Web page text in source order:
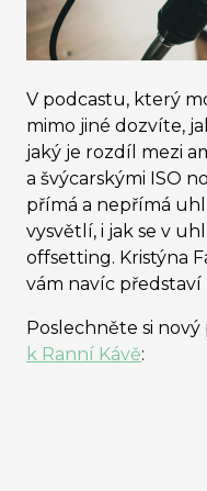
V podcastu, který
mimo jiné dozvíte,
jaký je rozdíl mezi
a švýcarskými ISO
přímá a nepřímá
vysvětlí, i jak se v
offsetting. Kristýna
vám navíc představí
Poslechněte si nový
k Ranní Kávě: